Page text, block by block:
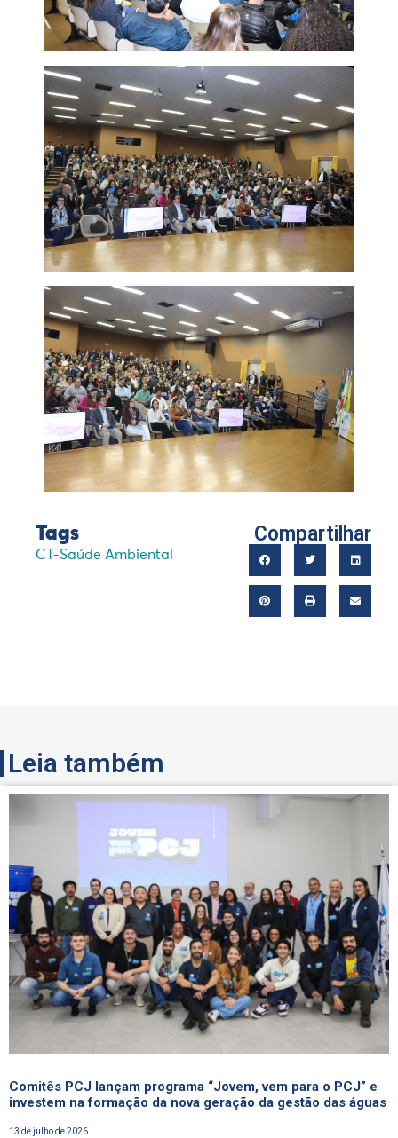
Tags
CT-Saúde Ambiental
Compartilhar
Leia também
Comitês PCJ lançam programa “Jovem, vem para o PCJ” e
investem na formação da nova geração da gestão das águas
13 de julho de 2026